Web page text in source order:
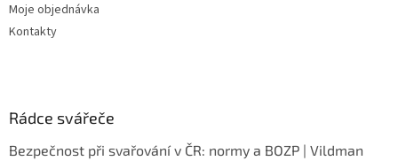
Moje objednávka
Kontakty
Rádce svářeče
Bezpečnost při svařování v ČR: normy a BOZP | Vildman